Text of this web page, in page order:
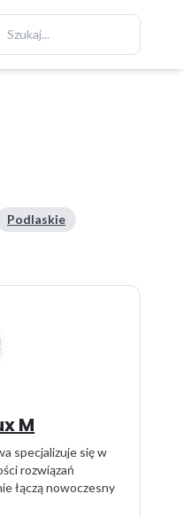
Podlaskie
M
specjalizuje się w
rozwiązań
łączą nowoczesny